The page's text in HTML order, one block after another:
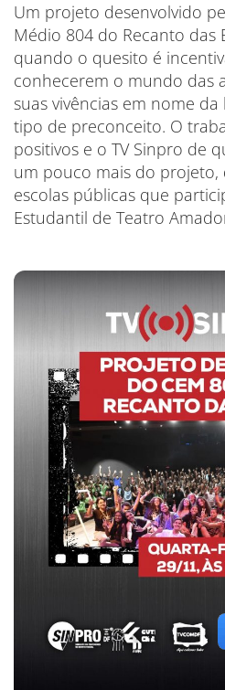
Um projeto desenvolvido
Médio 804 do Recanto das
quando o quesito é
conhecerem o mundo das
suas vivências em nome
tipo de preconceito. O
positivos e o TV Sinpro de
um pouco mais do projeto,
escolas públicas que
Estudantil de Teatro